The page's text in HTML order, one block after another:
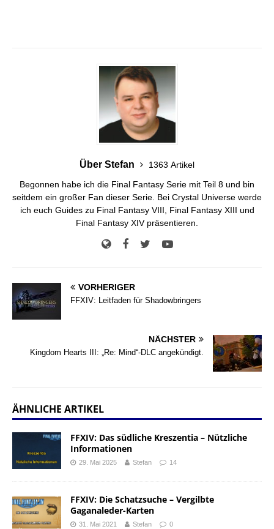
Über Stefan
1363 Artikel
Begonnen habe ich die Final Fantasy Serie mit Teil 8 und bin
seitdem ein großer Fan dieser Serie. Bei Crystal Universe werde
ich euch Guides zu Final Fantasy VIII, Final Fantasy XIII und
Final Fantasy XIV präsentieren.
VORHERIGER
FFXIV: Leitfaden für Shadowbringers
NÄCHSTER
Kingdom Hearts III: „Re: Mind“-DLC angekündigt.
ÄHNLICHE ARTIKEL
FFXIV: Das südliche Kreszentia – Nützliche
Informationen
29. Mai 2025 Stefan 14
FFXIV: Die Schatzsuche – Vergilbte
Gaganaleder-Karten
31. Mai 2021 Stefan 0